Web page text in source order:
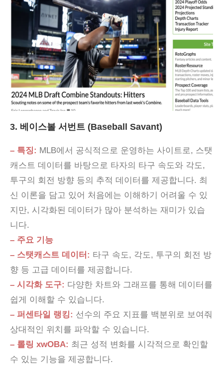
3. 베이스볼 서번트 (Baseball Savant)
– 특징: MLB에서 공식적으로 운영하는 사이트로, 스탯
캐스트 데이터를 바탕으로 타자의 타구 속도와 각도,
투구의 회전 방향 등의 추적 데이터를 제공합니다. 최
신 이론을 담고 있어 처음에는 이해하기 어려울 수 있
지만, 시각화된 데이터가 많아 분석하는 재미가 있습
니다.
– 주요 기능
– 스탯캐스트 데이터: 타구 속도, 각도, 투구의 회전 방
향 등 고급 데이터를 제공합니다.
– 시각화 도구: 다양한 차트와 그래프를 통해 데이터를
쉽게 이해할 수 있습니다.
– 퍼센타일 랭킹: 선수의 주요 지표를 백분위로 보여줘
상대적인 위치를 파악할 수 있습니다.
– 롤링 xwOBA: 최근 성적 변화를 시각적으로 확인할
수 있는 기능을 제공합니다.